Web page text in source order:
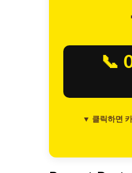
📞
▼ 클릭하면